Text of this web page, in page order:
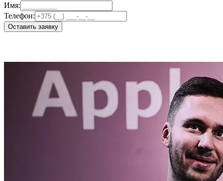
Имя:
Телефон:
Оставить заявку